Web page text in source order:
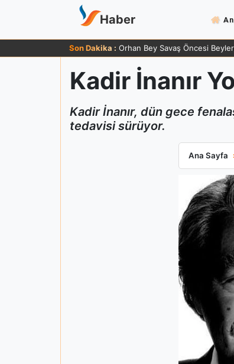
Haber
Son Dakika : Orhan Bey Savaş Öncesi
Kadir İnanır
Kadir İnanır, dün gece
tedavisi sürüyor.
Ana Sayfa
Kadir